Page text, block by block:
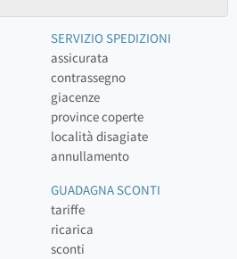
SERVIZIO SPEDIZIONI
assicurata
contrassegno
giacenze
province coperte
località disagiate
annullamento
GUADAGNA SCONTI
tariffe
ricarica
sconti